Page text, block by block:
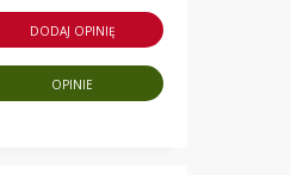
DODAJ OPINIĘ
OPINIE